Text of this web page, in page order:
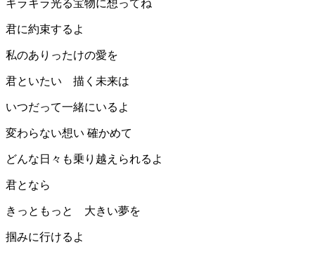
キラキラ光る宝物に想ってね
君に約束するよ
私のありったけの愛を
君といたい 描く未来は
いつだって一緒にいるよ
変わらない想い 確かめて
どんな日々も乗り越えられるよ
君となら
きっともっと 大きい夢を
掴みに行けるよ